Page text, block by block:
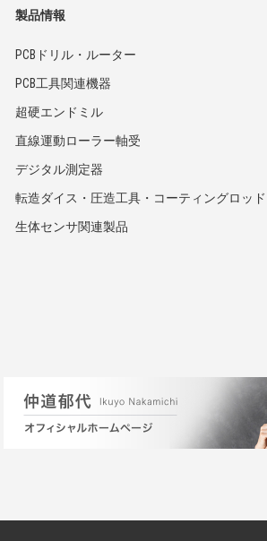
製品情報
PCBドリル・ルーター
PCB工具関連機器
超硬エンドミル
直線運動ローラー軸受
デジタル測定器
転造ダイス・圧造工具・コーティングロッド
生体センサ関連製品